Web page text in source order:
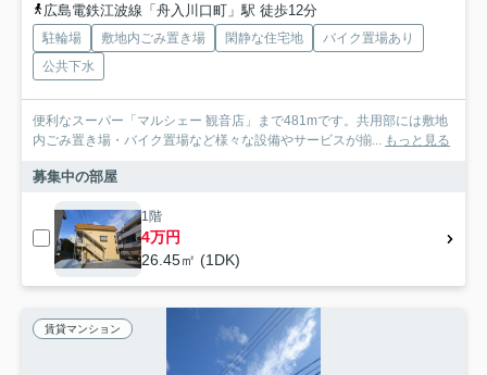
広島電鉄江波線「舟入川口町」駅 徒歩12分
駐輪場 敷地内ごみ置き場 閑静な住宅地
バイク置場あり
公共下水
便利なスーパー「マルシェー 観音店」まで481mです。共用部には敷地
内ごみ置き場・バイク置場など様々な設備やサービスが揃... もっと見る
募集中の部屋
1階
4万円
26.45㎡ (1DK)
賃貸マンション